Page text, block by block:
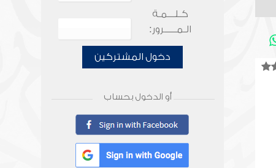
كـلـــمـة
الـمـــــرور:
دخول المشتركين
أو الدخول بحساب